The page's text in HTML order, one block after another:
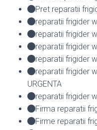
Pret reparatii
reparatii frigider
reparatii frigider
reparatii frigider
reparatii frigider
reparatii frigider
URGENTA
reparatii frigider
Firma reparatii
Firme reparatii